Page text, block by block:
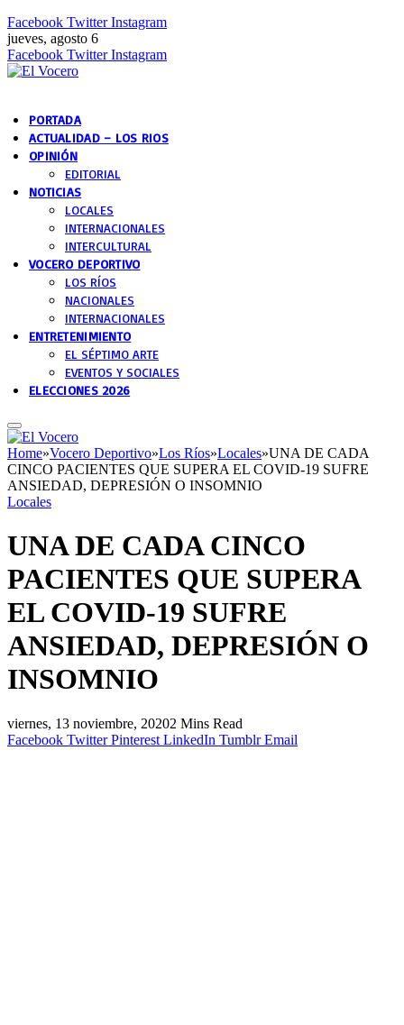
Facebook Twitter Instagram
jueves, agosto 6
Facebook Twitter Instagram
PORTADA
ACTUALIDAD – LOS RIOS
OPINIÓN
EDITORIAL
NOTICIAS
LOCALES
INTERNACIONALES
INTERCULTURAL
VOCERO DEPORTIVO
LOS RÍOS
NACIONALES
INTERNACIONALES
ENTRETENIMIENTO
EL SÉPTIMO ARTE
EVENTOS Y SOCIALES
ELECCIONES 2026
Home»Vocero Deportivo»Los Ríos»Locales»UNA DE CADA
CINCO PACIENTES QUE SUPERA EL COVID-19 SUFRE
ANSIEDAD, DEPRESIÓN O INSOMNIO
Locales
UNA DE CADA CINCO
PACIENTES QUE SUPERA
EL COVID-19 SUFRE
ANSIEDAD, DEPRESIÓN O
INSOMNIO
viernes, 13 noviembre, 20202 Mins Read
Facebook Twitter Pinterest LinkedIn Tumblr Email